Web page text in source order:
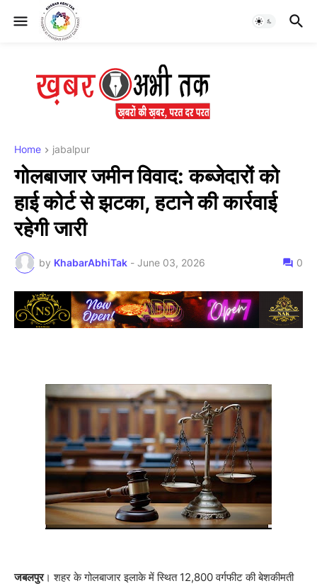
Home jabalpur
गोलबाजार जमीन विवाद: कब्जेदारों को
हाई कोर्ट से झटका, हटाने की कार्रवाई
रहेगी जारी
by KhabarAbhiTak - June 03, 2026 0
जबलपुर। शहर के गोलबाजार इलाके में स्थित 12,800 वर्गफीट की बेशकीमती